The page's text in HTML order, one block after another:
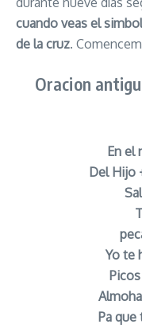
cuando veas el
de la cruz.
Oracion
En el
Del Hijo
Yo te
Pa que